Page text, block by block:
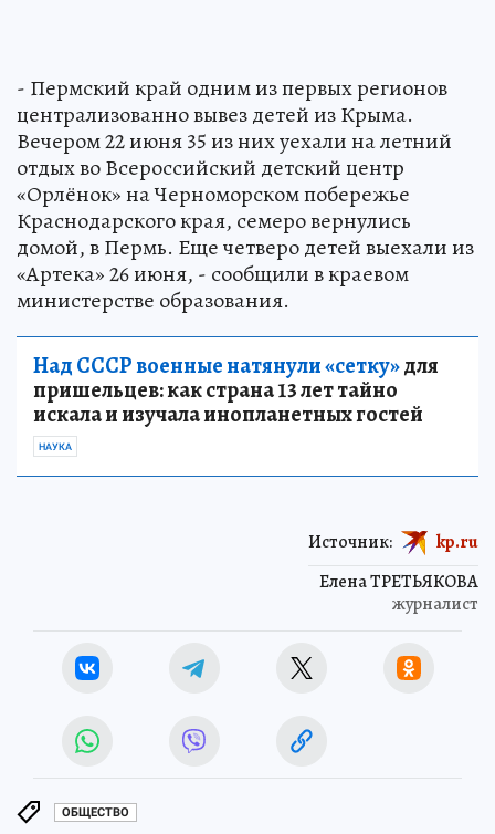
- Пермский край одним из первых регионов
централизованно вывез детей из Крыма.
Вечером 22 июня 35 из них уехали на летний
отдых во Всероссийский детский центр
«Орлёнок» на Черноморском побережье
Краснодарского края, семеро вернулись
домой, в Пермь. Еще четверо детей выехали из
«Артека» 26 июня, - сообщили в краевом
министерстве образования.
Над СССР военные натянули «сетку»для
пришельцев: как страна 13 лет тайно
искала и изучала инопланетных гостей
НАУКА
Елена ТРЕТЬЯКОВА
журналист
Источник: kp.ru
ОБЩЕСТВО